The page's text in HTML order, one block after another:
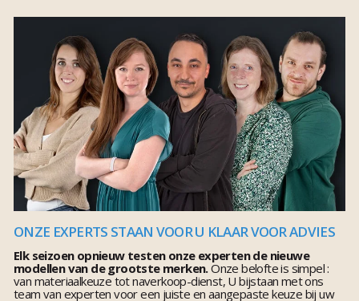
ONZE EXPERTS STAAN VOOR U KLAAR VOOR ADVIES
Elk seizoen opnieuw testen onze experten de nieuwe
modellen van de grootste merken.Onze belofte is simpel :
van materiaalkeuze tot naverkoop-dienst, U bijstaan met ons
team van experten voor een juiste en aangepaste keuze bij uw